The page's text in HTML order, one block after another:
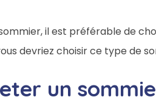
il est préférable de
devriez choisir ce type de
un